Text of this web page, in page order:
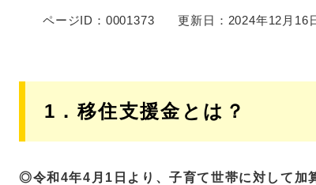
ページID：0001373 更新日：2024年12月16
1．移住支援金とは？
◎令和4年4月1日より、子育て世帯に対して加